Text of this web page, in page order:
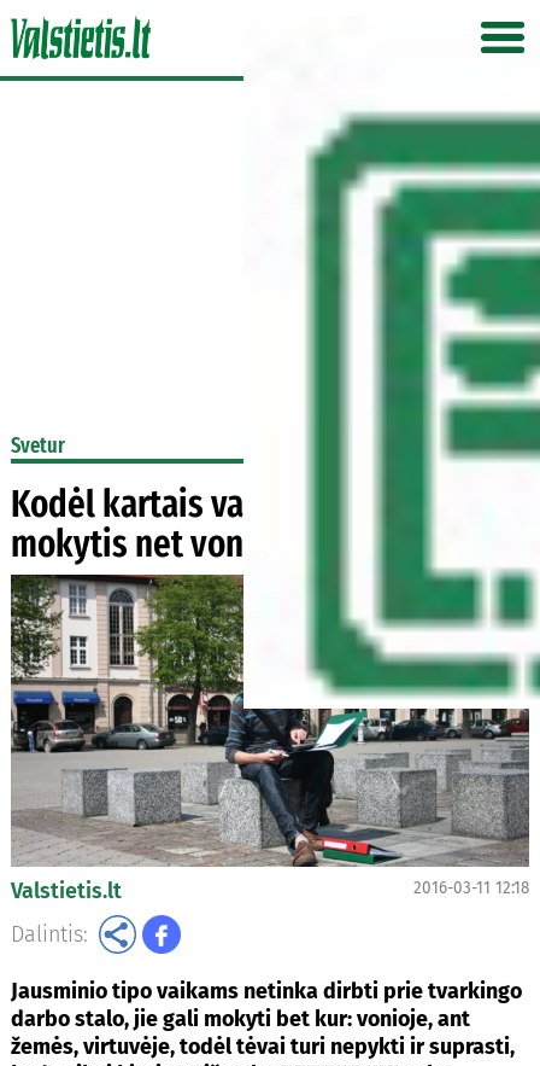
Svetur
Kodėl kartais vaikams reikia leisti
mokytis net vonioje ar virtuvėje
Valstietis.lt 2016-03-11 12:18
Dalintis:
Jausminio tipo vaikams netinka dirbti prie tvarkingo
darbo stalo, jie gali mokyti bet kur: vonioje, ant
žemės, virtuvėje, todėl tėvai turi nepykti ir suprasti,